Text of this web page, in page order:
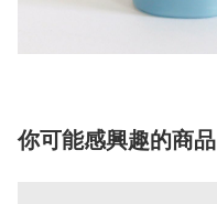
你可能感興趣的商品